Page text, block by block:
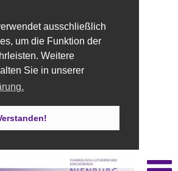
ausschließlich
um die Funktion der
Weitere
Sie in unserer